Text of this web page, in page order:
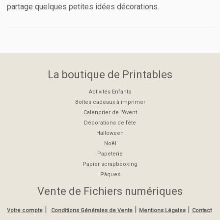
partage quelques petites idées décorations.
La boutique de Printables
Activités Enfants
Boîtes cadeaux à imprimer
Calendrier de l'Avent
Décorations de fête
Halloween
Noël
Papeterie
Papier scrapbooking
Pâques
Vente de Fichiers numériques
Votre compte| Conditions Générales de Vente| Mentions Légales | Contact